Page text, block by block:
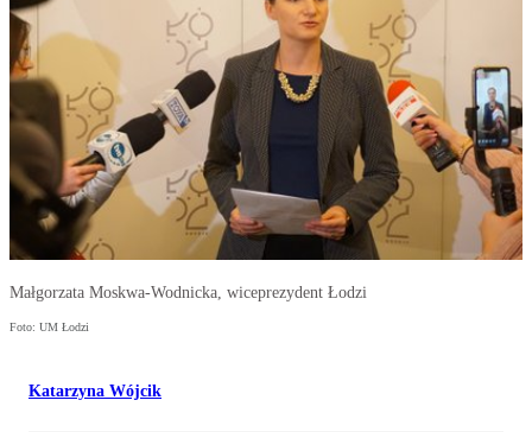
Małgorzata Moskwa-Wodnicka, wiceprezydent Łodzi
Foto: UM Łodzi
Katarzyna Wójcik